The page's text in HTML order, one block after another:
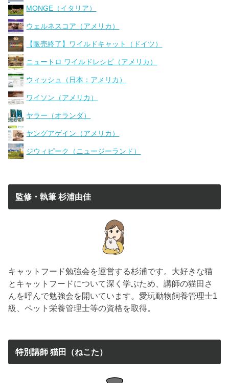
MONGE（イタリア）
ウェルネスコア（アメリカ）
【販売終了】ワイルドキャット（ドイツ）
ニュートロ ワイルドレシピ（アメリカ）
ウィッシュ（日本：アメリカ）
ワイソン（アメリカ）
ヤラー（オランダ）
ヤングアゲイン（アメリカ）
ジウィピーク（ニュージーランド）
監修・執筆 杉浦由佳
キャットフード勉強会を運営する杉浦です。大好きな猫
とキャットフードについて深く学ぶため、講師の猫田さ
んを呼んで勉強会を開いています。愛玩動物飼養管理士1
級、ペット栄養管理士等の資格を取得。
特別講師 猫田（ねこた）